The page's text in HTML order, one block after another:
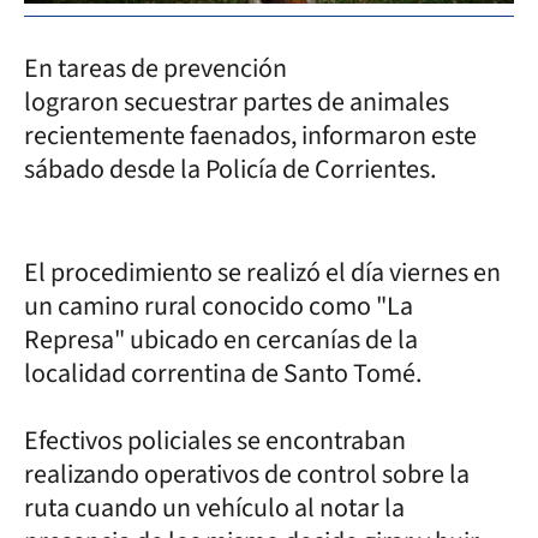
En tareas de prevención
lograron secuestrar partes de animales
recientemente faenados, informaron este
sábado desde la Policía de Corrientes.
El procedimiento se realizó el día viernes en
un camino rural conocido como "La
Represa" ubicado en cercanías de la
localidad correntina de Santo Tomé.
Efectivos policiales se encontraban
realizando operativos de control sobre la
ruta cuando un vehículo al notar la